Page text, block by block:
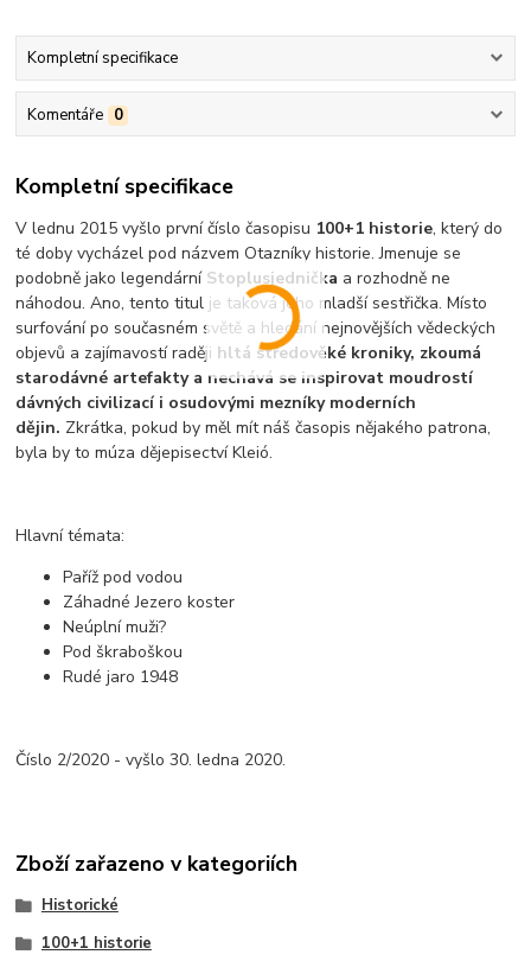
Kompletní specifikace
Komentáře 0
Kompletní specifikace
V lednu 2015 vyšlo první číslo časopisu 100+1 historie, který do
té doby vycházel pod názvem Otazníky historie. Jmenuje se
podobně jako legendární Stoplusjednička a rozhodně ne
náhodou. Ano, tento titul je taková jeho mladší sestřička. Místo
surfování po současném světě a hledání nejnovějších vědeckých
objevů a zajímavostí raději hltá středověké kroniky, zkoumá
starodávné artefakty a nechává se inspirovat moudrostí
dávných civilizací i osudovými mezníky moderních
dějin. Zkrátka, pokud by měl mít náš časopis nějakého patrona,
byla by to múza dějepisectví Kleió.
Hlavní témata:
Paříž pod vodou
Záhadné Jezero koster
Neúplní muži?
Pod škraboškou
Rudé jaro 1948
Číslo 2/2020 - vyšlo 30. ledna 2020.
Zboží zařazeno v kategoriích
Historické
100+1 historie